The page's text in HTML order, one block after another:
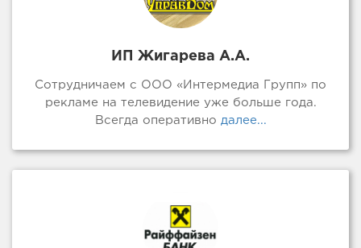
ИП Жигарева А.А.
Сотрудничаем с ООО «Интермедиа Групп» по
рекламе на телевидение уже больше года.
Всегда оперативно далее...